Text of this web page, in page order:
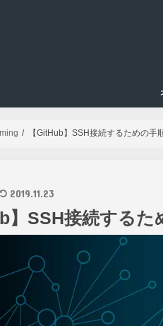
【GitHub】SSH接続するための手
2019.11.23
】SSH接続する